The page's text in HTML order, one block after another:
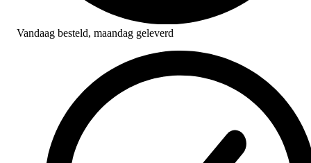
Vandaag besteld, maandag geleverd